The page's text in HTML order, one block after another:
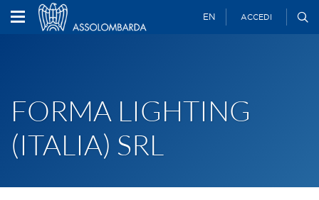
EN ACCEDI
FORMA LIGHTING
(ITALIA) SRL